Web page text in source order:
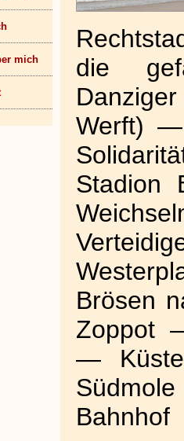
mich
die
Werft) —
Stadion
Brösen
Zoppot
—
Bahnhof